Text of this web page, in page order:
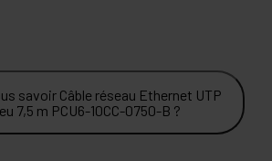
savoir Câble réseau Ethernet UTP
7,5 m PCU6-10CC-0750-B ?